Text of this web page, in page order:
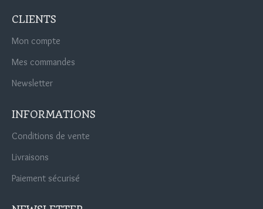
CLIENTS
Mon compte
Mes commandes
Newsletter
INFORMATIONS
Conditions de vente
Livraisons
Paiement sécurisé